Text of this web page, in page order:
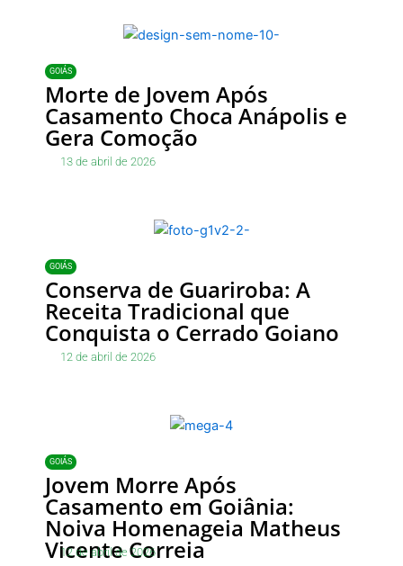
GOIÁS
Morte de Jovem Após
Casamento Choca Anápolis e
Gera Comoção
13 de abril de 2026
GOIÁS
Conserva de Guariroba: A
Receita Tradicional que
Conquista o Cerrado Goiano
12 de abril de 2026
GOIÁS
Jovem Morre Após
Casamento em Goiânia:
Noiva Homenageia Matheus
Vicente Correia
12 de abril de 2026